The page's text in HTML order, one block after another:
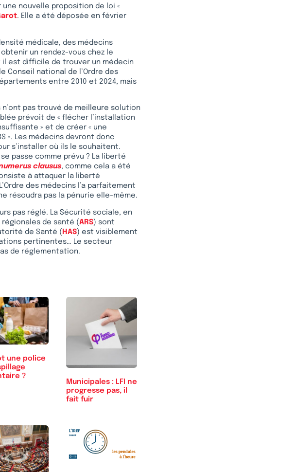
une nouvelle proposition de loi «
. Elle a été déposée en février
médicale, des médecins
un rendez-vous chez le
est difficile de trouver un médecin
national de l’Ordre des
entre 2010 et 2024, mais
n’ont pas trouvé de meilleure solution
prévoit de « flécher l’installation
» et de créer « une
». Les médecins devront donc
s’installer où ils le souhaitent.
passe comme prévu ? La liberté
clausus, comme cela a été
à attaquer la liberté
des médecins l’a parfaitement
résoudra pas la pénurie elle-même.
pas réglé. La Sécurité sociale, en
régionales de santé (ARS) sont
de Santé ( HAS) est visiblement
pertinentes… Le secteur
de réglementation.
une police
?
Municipales : LFI ne
progresse pas, il
fait fuir